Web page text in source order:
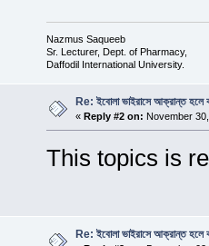
Nazmus Saqueeb
Sr. Lecturer, Dept. of Pharmacy,
Daffodil International University.
Re: ইবোলা ভাইরাসে আক্রান্ত হলে
« Reply #2 on: November
This topics is
Re: ইবোলা ভাইরাসে আক্রান্ত হলে